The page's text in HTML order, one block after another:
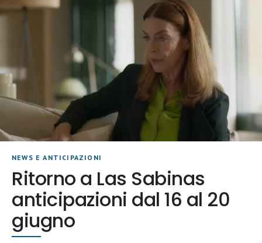
NEWS E ANTICIPAZIONI
Ritorno a Las Sabinas
anticipazioni dal 16 al 20
giugno